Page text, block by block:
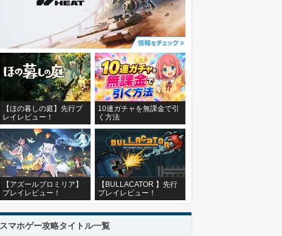
【ほの暮しの庭】先行プ
レイレビュー！
10連ガチャを無課金で引
く方法
【アズールプロミリア】
プレイレビュー！
【BULLACATOR 】先行
プレイレビュー！
スマホゲー攻略タイトル一覧